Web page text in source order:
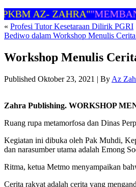
AZ- ZAHRA"
« Profesi Tutor Kesetaraan Dilirik PGRI
Bediwo dalam Workshop Menulis
Workshop Menulis
Published Oktober 23, 2021 | By Az
Zahra Publishing. WORKSHOP
Ruang rupa metamorfosa dan Dinas
Kegiatan ini dibuka oleh Pak Muhdi,
dan narasumber utama adalah Emong
Ritma, ketua Metmo menyampaikan
Cerita rakyat adalah cerita yang